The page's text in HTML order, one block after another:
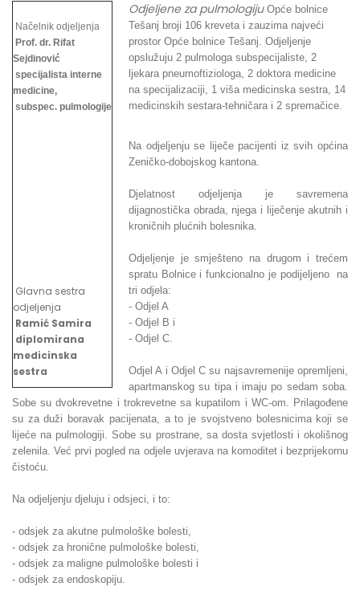
Načelnik odjeljenja
Prof. dr. Rifat
Sejdinović
specijalista interne
medicine,
subspec. pulmologije
Glavna sestra
odjeljenja
Ramić Samira
diplomirana
medicinska
sestra
Odjeljene za pulmologijuOpće bolnice
Tešanj broji 106 kreveta i zauzima najveći
prostor Opće bolnice Tešanj. Odjeljenje
opslužuju 2 pulmologa subspecijaliste, 2
ljekara pneumoftiziologa, 2 doktora medicine
na specijalizaciji, 1 viša medicinska sestra, 14
medicinskih sestara-tehničara i 2 spremačice.
Na odjeljenju se liječe pacijenti iz svih općina
Zeničko-dobojskog kantona.
Djelatnost odjeljenja je savremena
dijagnostička obrada, njega i liječenje akutnih i
kroničnih plućnih bolesnika.
Odjeljenje je smješteno na drugom i trećem
spratu Bolnice i funkcionalno je podijeljeno na
tri odjela:
- Odjel A
- Odjel B i
- Odjel C.
Odjel A i Odjel C su najsavremenije opremljeni,
apartmanskog su tipa i imaju po sedam soba.
Sobe su dvokrevetne i trokrevetne sa kupatilom i WC-om. Prilagođene
su za duži boravak pacijenata, a to je svojstveno bolesnicima koji se
lijeće na pulmologiji. Sobe su prostrane, sa dosta svjetlosti i okolišnog
zelenila. Već prvi pogled na odjele uvjerava na komoditet i bezprijekornu
čistoću.
Na odjeljenju djeluju i odsjeci, i to:
- odsjek za akutne pulmološke bolesti,
- odsjek za hronične pulmološke bolesti,
- odsjek za maligne pulmološke bolesti i
- odsjek za endoskopiju.